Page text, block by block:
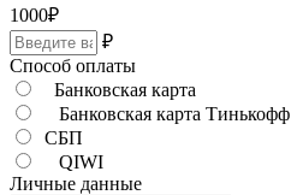
1000₽
₽
Способ оплаты
Банковская карта
Банковская карта Тинькофф
СБП
QIWI
Личные данные